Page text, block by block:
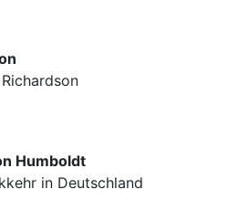
Humboldt
in Deutschland